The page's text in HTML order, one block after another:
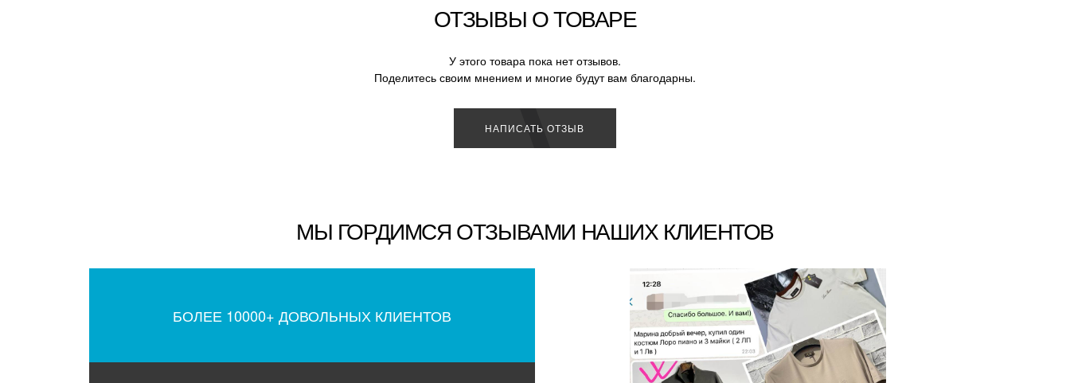
ОТЗЫВЫ О ТОВАРЕ
У этого товара пока нет отзывов.
Поделитесь своим мнением и многие будут вам благодарны.
НАПИСАТЬ ОТЗЫВ
МЫ ГОРДИМСЯ ОТЗЫВАМИ НАШИХ КЛИЕНТОВ
БОЛЕЕ 10000+ ДОВОЛЬНЫХ КЛИЕНТОВ